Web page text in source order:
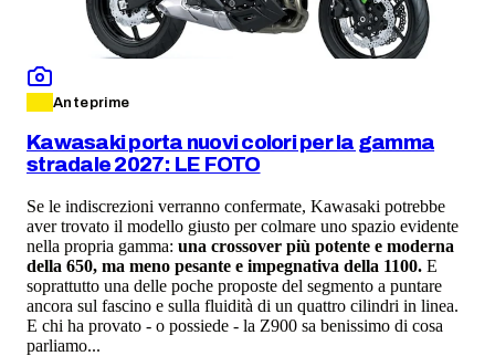
Anteprime
Kawasaki porta nuovi colori per la gamma
stradale 2027: LE FOTO
Se le indiscrezioni verranno confermate, Kawasaki potrebbe
aver trovato il modello giusto per colmare uno spazio evidente
nella propria gamma: una crossover più potente e moderna
della 650, ma meno pesante e impegnativa della 1100. E
soprattutto una delle poche proposte del segmento a puntare
ancora sul fascino e sulla fluidità di un quattro cilindri in linea.
E chi ha provato - o possiede - la Z900 sa benissimo di cosa
parliamo...